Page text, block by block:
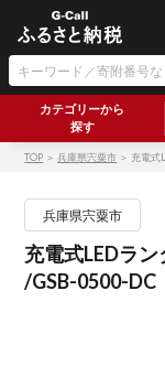
カテゴリーから
探す
TOP ＞兵庫県宍粟市 ＞ 充電式
兵庫県宍粟市
充電式LEDラ
/GSB-0500-DC